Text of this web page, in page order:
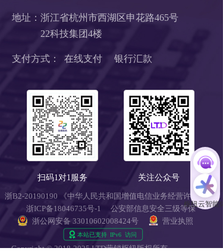
Copyright © 2018-2025 LTD营销枢纽版权所有
浙公网安备 33010602008424号 营业执照
地址：浙江省杭州市西湖区申花路465号
支付方式：  在线支付     银行汇款
扫码1对1服务 关注公众号
浙ICP备18046735号-1
22科技集团4楼
浙B2-20190190 《中华人民共和国增值电信业务经营许可证》
公安部信息安全三级等保